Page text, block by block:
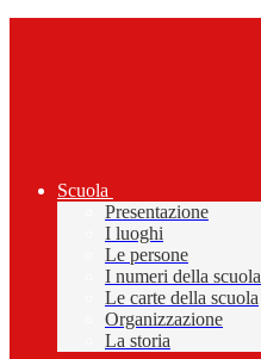
Scuola
Presentazione
I luoghi
Le persone
I numeri della scuola
Le carte della scuola
Organizzazione
La storia